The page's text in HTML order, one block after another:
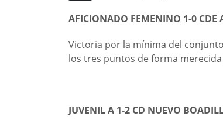
AFICIONADO FEMENINO 1-0 CDE
Victoria por la mínima del
los tres puntos de forma
JUVENIL A 1-2 CD NUEVO